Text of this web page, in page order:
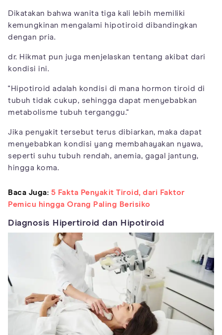
Dikatakan bahwa wanita tiga kali lebih memiliki
kemungkinan mengalami hipotiroid dibandingkan
dengan pria.
dr. Hikmat pun juga menjelaskan tentang akibat dari
kondisi ini.
"Hipotiroid adalah kondisi di mana hormon tiroid di
tubuh tidak cukup, sehingga dapat menyebabkan
metabolisme tubuh terganggu."
Jika penyakit tersebut terus dibiarkan, maka dapat
menyebabkan kondisi yang membahayakan nyawa,
seperti suhu tubuh rendah, anemia, gagal jantung,
hingga koma.
Baca Juga: 5 Fakta Penyakit Tiroid, dari Faktor
Pemicu hingga Orang Paling Berisiko
Diagnosis Hipertiroid dan Hipotiroid